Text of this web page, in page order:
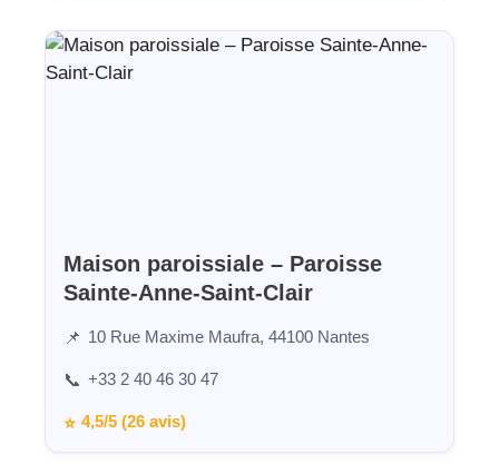
Maison paroissiale – Paroisse
Sainte-Anne-Saint-Clair
📌 10 Rue Maxime Maufra, 44100 Nantes
📞 +33 2 40 46 30 47
⭐ 4,5/5 (26 avis)